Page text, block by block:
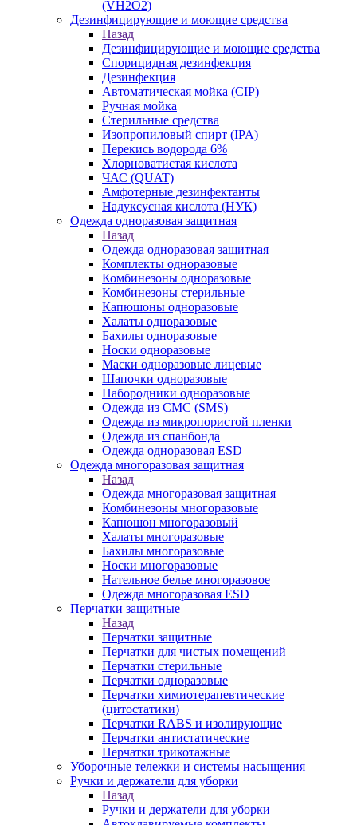
(VH2O2)
Дезинфицирующие и моющие средства
Назад
Дезинфицирующие и моющие средства
Спорицидная дезинфекция
Дезинфекция
Автоматическая мойка (CIP)
Ручная мойка
Стерильные средства
Изопропиловый спирт (IPA)
Перекись водорода 6%
Хлорноватистая кислота
ЧАС (QUAT)
Амфотерные дезинфектанты
Надуксусная кислота (НУК)
Одежда одноразовая защитная
Назад
Одежда одноразовая защитная
Комплекты одноразовые
Комбинезоны одноразовые
Комбинезоны стерильные
Капюшоны одноразовые
Халаты одноразовые
Бахилы одноразовые
Носки одноразовые
Маски одноразовые лицевые
Шапочки одноразовые
Набородники одноразовые
Одежда из СМС (SMS)
Одежда из микропористой пленки
Одежда из спанбонда
Одежда одноразовая ESD
Одежда многоразовая защитная
Назад
Одежда многоразовая защитная
Комбинезоны многоразовые
Капюшон многоразовый
Халаты многоразовые
Бахилы многоразовые
Носки многоразовые
Нательное белье многоразовое
Одежда многоразовая ESD
Перчатки защитные
Назад
Перчатки защитные
Перчатки для чистых помещений
Перчатки стерильные
Перчатки одноразовые
Перчатки химиотерапевтические
(цитостатики)
Перчатки RABS и изолирующие
Перчатки антистатические
Перчатки трикотажные
Уборочные тележки и системы насыщения
Ручки и держатели для уборки
Назад
Ручки и держатели для уборки